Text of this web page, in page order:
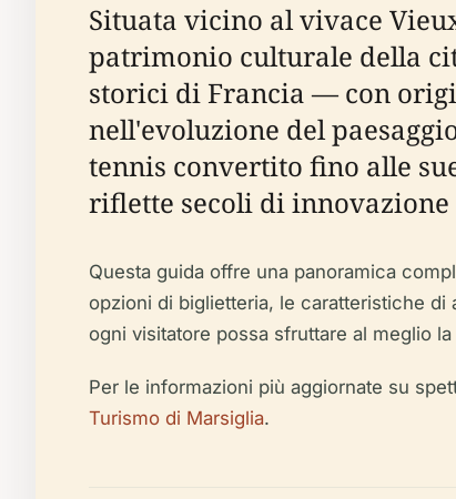
Situata vicino al vivace
patrimonio culturale della
storici di Francia — con
nell'evoluzione del
tennis convertito fino alle
riflette secoli di
Questa guida offre una panoramica
opzioni di biglietteria, le caratteristiche
ogni visitatore possa sfruttare al meglio
Per le informazioni più aggiornate su
Turismo di Marsiglia.